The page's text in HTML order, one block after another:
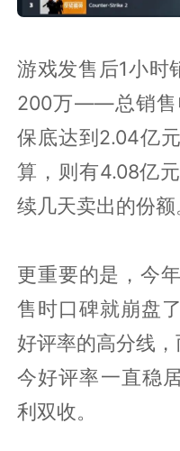
游戏发售后1小时
200万——总销售
保底达到2.04亿
算，则有4.08亿
续几天卖出的份额
更重要的是，今
售时口碑就崩盘
好评率的高分线
今好评率一直稳
利双收。